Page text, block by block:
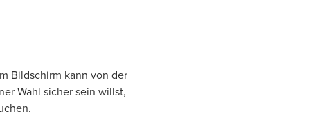
Bildschirm kann von der
Wahl sicher sein willst,